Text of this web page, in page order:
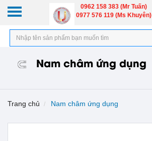
0962 158 383 (Mr Tuấn)
0977 576 119 (Ms Khuyên)
Nam châm ứng dụng
Trang chủ Nam châm ứng dụng